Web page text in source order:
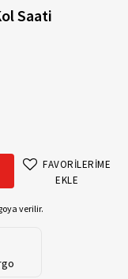
Saati
FAVORİLERİME
EKLE
verilir.